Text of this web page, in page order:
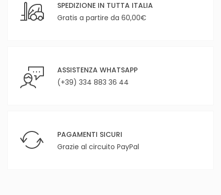
SPEDIZIONE IN TUTTA ITALIA
Gratis a partire da 60,00€
ASSISTENZA WHATSAPP
(+39) 334 883 36 44
PAGAMENTI SICURI
Grazie al circuito PayPal